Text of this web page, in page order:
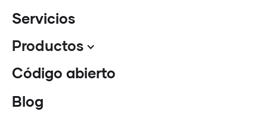
Servicios
Productos
Código abierto
Blog